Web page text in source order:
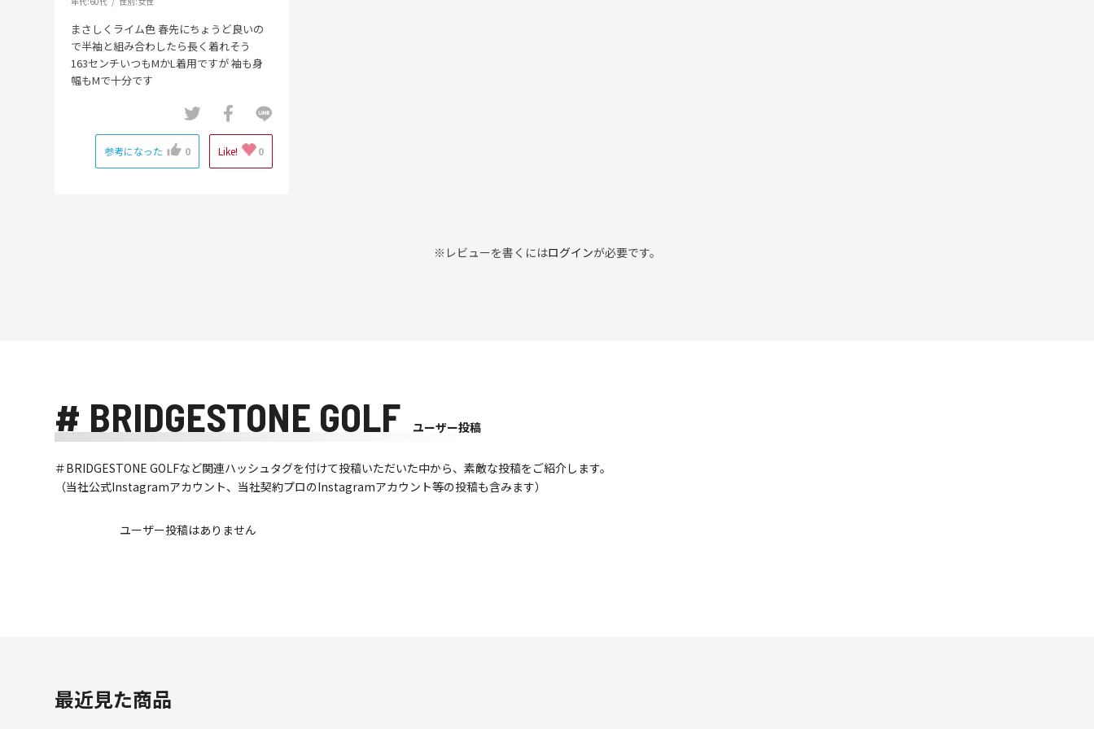
まさしくライム色 春先にちょうど良いの
で半袖と組み合わしたら長く着れそう
163センチいつもMかL着用ですが 袖も身
幅もMで十分です
参考になった 0 Like! 0
※レビューを書くにはログインが必要です。
# BRIDGESTONE GOLF ユーザー投稿
＃BRIDGESTONE GOLFなど関連ハッシュタグを付けて投稿いただいた中から、素敵な投稿をご紹介します。
（当社公式Instagramアカウント、当社契約プロのInstagramアカウント等の投稿も含みます）
ユーザー投稿はありません
最近見た商品